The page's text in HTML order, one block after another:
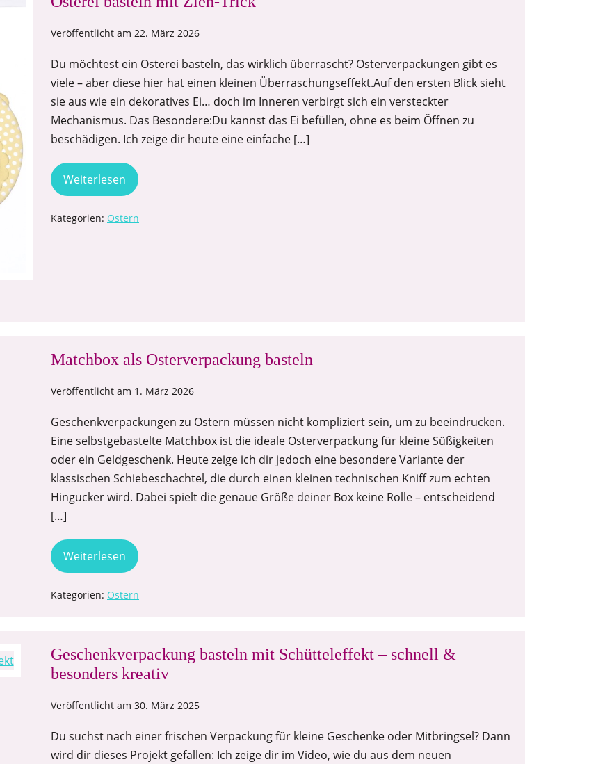
Veröffentlicht am 22. März 2026
Du möchtest ein Osterei basteln, das wirklich überrascht? Osterverpackungen gibt es
viele – aber diese hier hat einen kleinen Überraschungseffekt.Auf den ersten Blick sieht
sie aus wie ein dekoratives Ei… doch im Inneren verbirgt sich ein versteckter
Mechanismus. Das Besondere:Du kannst das Ei befüllen, ohne es beim Öffnen zu
beschädigen. Ich zeige dir heute eine einfache […]
Weiterlesen
Kategorien: Ostern
Matchbox als Osterverpackung basteln
Veröffentlicht am 1. März 2026
Geschenkverpackungen zu Ostern müssen nicht kompliziert sein, um zu beeindrucken.
Eine selbstgebastelte Matchbox ist die ideale Osterverpackung für kleine Süßigkeiten
oder ein Geldgeschenk. Heute zeige ich dir jedoch eine besondere Variante der
klassischen Schiebeschachtel, die durch einen kleinen technischen Kniff zum echten
Hingucker wird. Dabei spielt die genaue Größe deiner Box keine Rolle – entscheidend
[…]
Weiterlesen
Kategorien: Ostern
Geschenkverpackung basteln mit Schütteleffekt – schnell &
besonders kreativ
Veröffentlicht am 30. März 2025
Du suchst nach einer frischen Verpackung für kleine Geschenke oder Mitbringsel? Dann
wird dir dieses Projekt gefallen: Ich zeige dir im Video, wie du aus dem neuen